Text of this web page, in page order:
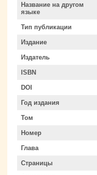
Название на другом
языке
Тип публикации
Издание
Издатель
ISBN
DOI
Год издания
Том
Номер
Глава
Страницы